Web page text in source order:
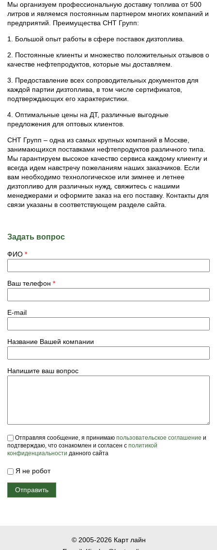
Мы организуем профессиональную доставку топлива от 500
литров и являемся постоянным партнером многих компаний и
предприятий. Преимущества СНТ Групп:
1. Большой опыт работы в сфере поставок дизтоплива.
2. Постоянные клиенты и множество положительных отзывов о
качестве нефтепродуктов, которые мы доставляем.
3. Предоставление всех сопроводительных документов для
каждой партии дизтоплива, в том числе сертификатов,
подтверждающих его характеристики.
4. Оптимальные цены на ДТ, различные выгодные
предложения для оптовых клиентов.
СНТ Групп – одна из самых крупных компаний в Москве,
занимающихся поставками нефтепродуктов различного типа.
Мы гарантируем высокое качество сервиса каждому клиенту и
всегда идем навстречу пожеланиям наших заказчиков. Если
вам необходимо технологическое или зимнее и летнее
дизтопливо для различных нужд, свяжитесь с нашими
менеджерами и оформите заказ на его поставку. Контакты для
связи указаны в соответствующем разделе сайта. ​
Задать вопрос
ФИО *
Ваш телефон *
E-mail
Название Вашей компании
Напишите ваш вопрос
Пользовательское соглашение*
Отправляя сообщение, я принимаю пользовательское соглашение и
подтверждаю, что ознакомлен и согласен с политикой
конфиденциальности данного сайта
Я не робот
© 2005-2026 Карт лайн